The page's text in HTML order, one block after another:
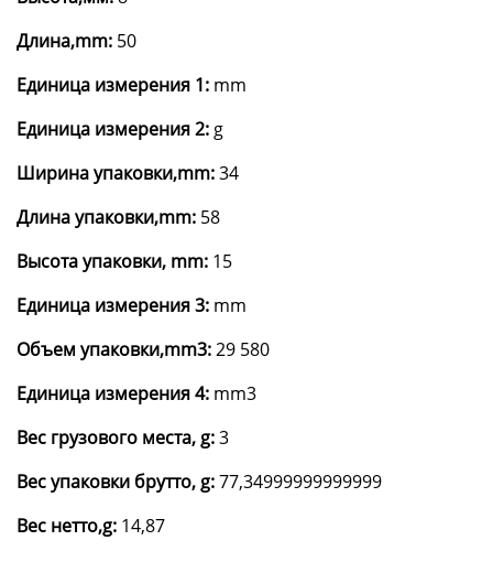
Длина,mm: 50
Единица измерения 1: mm
Единица измерения 2: g
Ширина упаковки,mm:34
Длина упаковки,mm: 58
Высота упаковки, mm: 15
Единица измерения 3: mm
Объем упаковки,mm3:29 580
Единица измерения 4: mm3
Вес грузового места, g:3
Вес упаковки брутто, g:77,34999999999999
Вес нетто,g: 14,87